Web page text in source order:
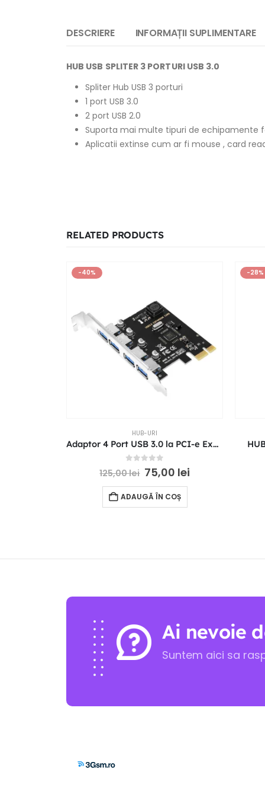
DESCRIERE INFORMAȚII SUPLIMENTARE
HUB USB SPLITER 3 PORTURI USB 3.0
Spliter Hub USB 3 porturi
1 port USB 3.0
2 port USB 2.0
Suporta mai multe tipuri de echipamente
Aplicatii extinse cum ar fi mouse , card
RELATED PRODUCTS
-40%
HUB-URI
Adaptor 4 Port USB 3.0 la PCI-e Express 1X hub USB PC
out of 5
125,00lei 75,00 lei
ADAUGĂ ÎN COȘ
-28%
Ai nevoie
Suntem aici sa